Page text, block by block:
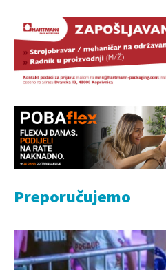
Preporučujemo